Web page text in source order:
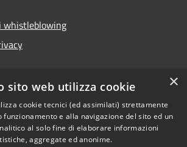
whistleblowing
di accessibilità
×
sito web utilizza cookie
cookie tecnici (ed assimilati) strettamente
funzionamento e alla navigazione del sito ed un
al solo fine di elaborare informazioni
aggregate ed anonime.